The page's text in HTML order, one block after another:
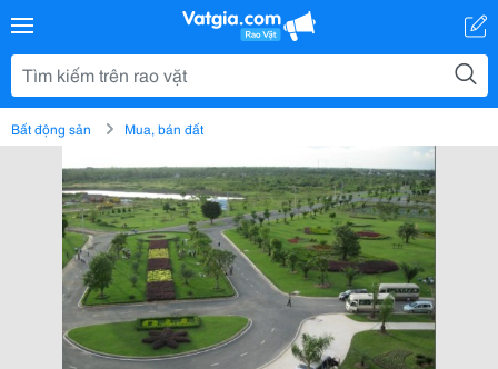
Bất động sản Mua, bán đất